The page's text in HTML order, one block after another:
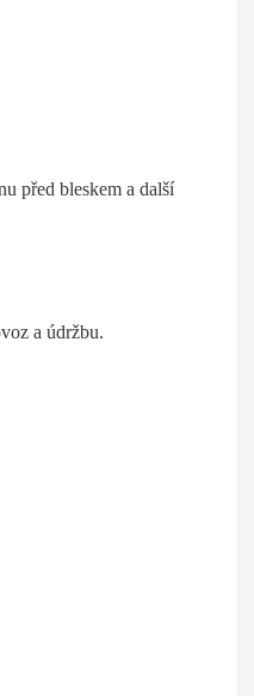
před bleskem a další
a údržbu.